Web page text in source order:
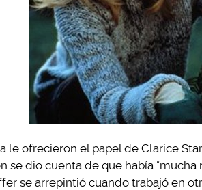
le ofrecieron el papel de Clarice
se dio cuenta de que había
se arrepintió cuando trabajó en